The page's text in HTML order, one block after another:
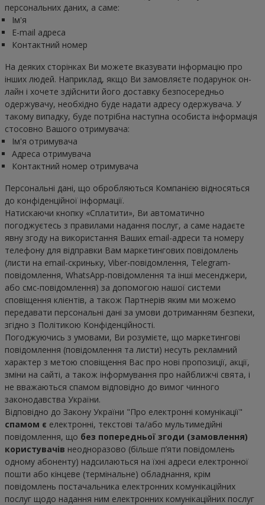
персональних даних, а саме:
Ім'я
E-mail адреса
Контактний номер
На деяких сторінках Ви можете вказувати інформацію про
інших людей. Наприклад, якщо Ви замовляєте подарунок он-
лайн і хочете здійснити його доставку безпосередньо
одержувачу, необхідно буде надати адресу одержувача. У
такому випадку, буде потрібна наступна особиста інформація
стосовно Вашого отримувача:
Ім'я отримувача
Адреса отримувача
Контактний номер отримувача
Персональні дані, що обробляються Компанією відносяться
до конфіденційної інформації.
Натискаючи кнопку «Сплатити», Ви автоматично
погоджуєтесь з правилами надання послуг, а саме надаєте
явну згоду на використання Ваших email-адреси та номеру
телефону для відправки Вам маркетингових повідомлень
(листи на email-скриньку, Viber-повідомлення, Telegram-
повідомлення, WhatsApp-повідомлення та інші месенджери,
або смс-повідомлення) за допомогою нашої системи
сповіщення клієнтів, а також Партнерів яким ми можемо
передавати персональні дані за умови дотриманням безпеки,
згідно з Політикою Конфіденційності.
Погоджуючись з умовами, Ви розумієте, що маркетингові
повідомлення (повідомлення та листи) несуть рекламний
характер з метою сповіщення Вас про нові пропозиції, акції,
зміни на сайті, а також інформування про найближчі свята, і
не вважаються спамом відповідно до вимог чинного
законодавства України.
Відповідно до Закону України "Про електронні комунікації"
спамом є електронні, текстові та/або мультимедійні
повідомлення, що без попередньої згоди (замовлення)
користувачів неодноразово (більше п’яти повідомлень
одному абоненту) надсилаються на їхні адреси електронної
пошти або кінцеве (термінальне) обладнання, крім
повідомлень постачальника електронних комунікаційних
послуг щодо надання ним електронних комунікаційних послуг